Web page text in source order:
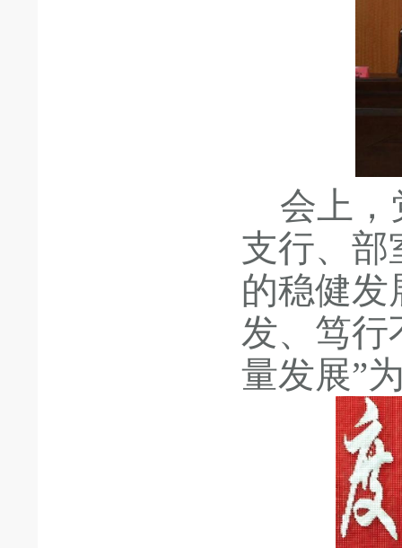
会上，
支行、部
的稳健发
发、笃行
量发展”